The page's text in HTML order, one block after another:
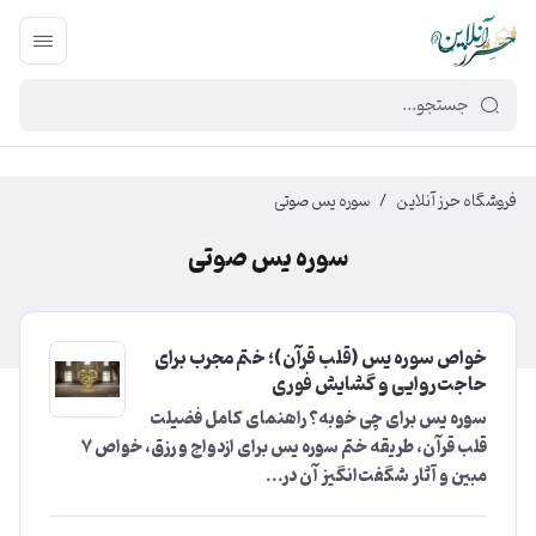
449f43cf-3da2-4422-bb12-2566cb5b8b05
فروشگاه حرز آنلاین / سوره یس صوتی
سوره یس صوتی
خواص سوره یس (قلب قرآن)؛ ختم مجرب برای
حاجت‌روایی و گشایش فوری
سوره یس برای چی خوبه؟ راهنمای کامل فضیلت
قلب قرآن، طریقه ختم سوره یس برای ازدواج و رزق، خواص 7
مبین و آثار شگفت‌انگیز آن در...